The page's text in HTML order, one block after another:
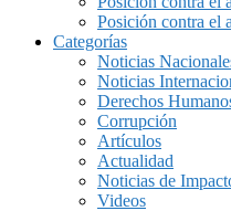
Posición contra el
Categorías
Noticias
Noticias
Derechos
Corrupción
Artículos
Actualidad
Noticias de
Videos